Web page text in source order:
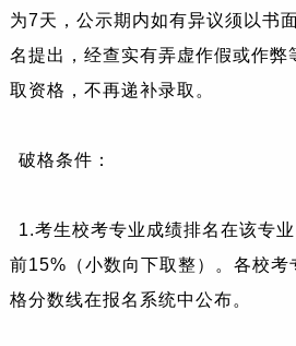
为7天，公示期内如有异议须以书
名提出，经查实有弄虚作假或作弊
取资格，不再递补录取。
破格条件：
1.考生校考专业成绩排名在该专
前15%（小数向下取整）。各校考
格分数线在报名系统中公布。